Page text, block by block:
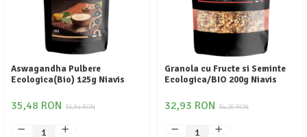
Magneziu
Multiminerale
Multivitamine
Aswagandha Pulbere
Ecologica(Bio) 125g Niavis
36,84 RON
35,48 RON
Granola cu Fructe si Seminte
Ecologica/BIO 200g Niavis
34,20 RON
32,93 RON